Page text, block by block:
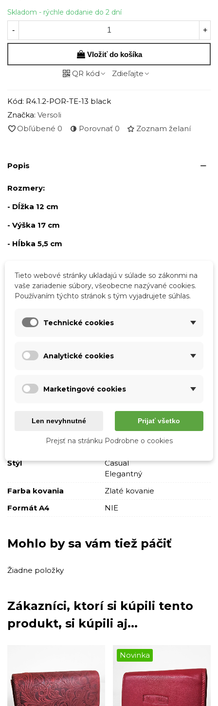
Skladom - rýchle dodanie do 2 dní
- +
Vložiť do košíka
QR kód Zdieľajte
Kód: R4.1.2-POR-TE-13 black
Značka: Versoli
Obľúbené 0 Porovnať 0 Zoznam želaní
Popis
Rozmery:
- Dĺžka 12 cm
- Výška 17 cm
- Hĺbka 5,5 cm
Podrobnosti o produkte
Tabuľka vlastností
Farba
Čierna
Vzor
S nápisom
Pohlavie
Crossbody
Štýl
Casual
Elegantný
Farba kovania
Zlaté kovanie
Formát A4
NIE
Mohlo by sa vám tiež páčiť
Žiadne položky
Zákazníci, ktorí si kúpili tento
produkt, si kúpili aj...
Novinka
Tieto webové stránky ukladajú v súlade so zákonmi na
vaše zariadenie súbory, všeobecne nazývané cookies.
Používaním týchto stránok s tým vyjadrujete súhlas.
Technické cookies
Analytické cookies
Marketingové cookies
Len nevyhnutné Prijať všetko
Prejsť na stránku Podrobne o cookies